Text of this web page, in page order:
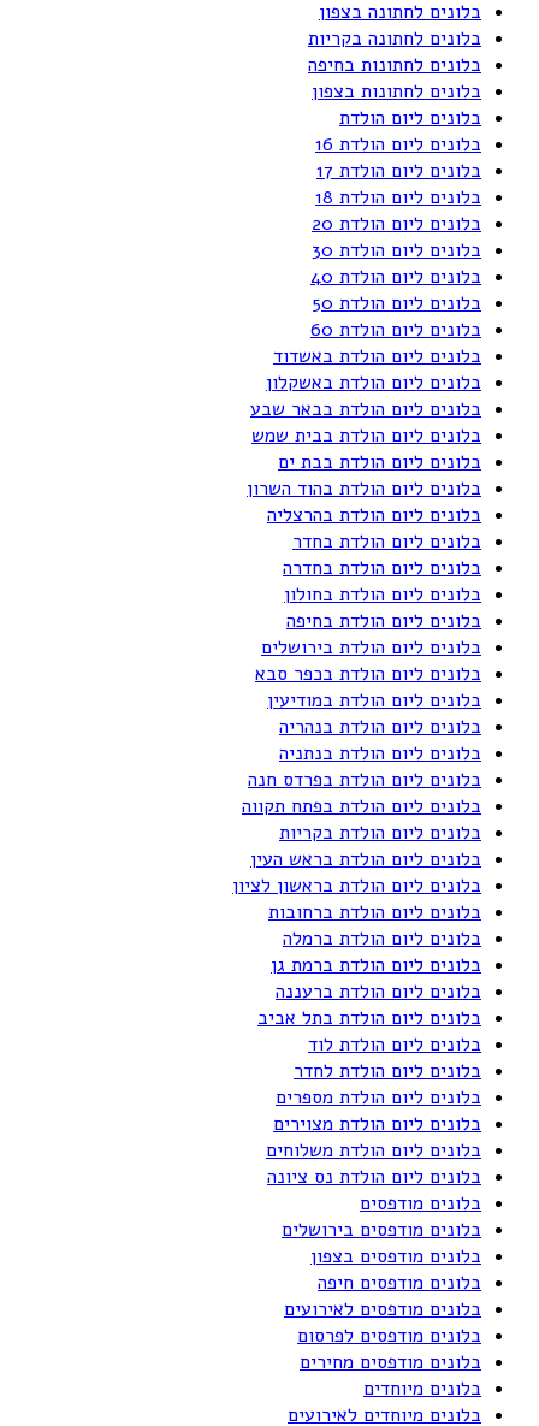
בלונים לחתונה בצפון
בלונים לחתונה בקריות
בלונים לחתונות בחיפה
בלונים לחתונות בצפון
בלונים ליום הולדת
בלונים ליום הולדת 16
בלונים ליום הולדת 17
בלונים ליום הולדת 18
בלונים ליום הולדת 20
בלונים ליום הולדת 30
בלונים ליום הולדת 40
בלונים ליום הולדת 50
בלונים ליום הולדת 60
בלונים ליום הולדת באשדוד
בלונים ליום הולדת באשקלון
בלונים ליום הולדת בבאר שבע
בלונים ליום הולדת בבית שמש
בלונים ליום הולדת בבת ים
בלונים ליום הולדת בהוד השרון
בלונים ליום הולדת בהרצליה
בלונים ליום הולדת בחדר
בלונים ליום הולדת בחדרה
בלונים ליום הולדת בחולון
בלונים ליום הולדת בחיפה
בלונים ליום הולדת בירושלים
בלונים ליום הולדת בכפר סבא
בלונים ליום הולדת במודיעין
בלונים ליום הולדת בנהריה
בלונים ליום הולדת בנתניה
בלונים ליום הולדת בפרדס חנה
בלונים ליום הולדת בפתח תקווה
בלונים ליום הולדת בקריות
בלונים ליום הולדת בראש העין
בלונים ליום הולדת בראשון לציון
בלונים ליום הולדת ברחובות
בלונים ליום הולדת ברמלה
בלונים ליום הולדת ברמת גן
בלונים ליום הולדת ברעננה
בלונים ליום הולדת בתל אביב
בלונים ליום הולדת לוד
בלונים ליום הולדת לחדר
בלונים ליום הולדת מספרים
בלונים ליום הולדת מצוירים
בלונים ליום הולדת משלוחים
בלונים ליום הולדת נס ציונה
בלונים מודפסים
בלונים מודפסים בירושלים
בלונים מודפסים בצפון
בלונים מודפסים חיפה
בלונים מודפסים לאירועים
בלונים מודפסים לפרסום
בלונים מודפסים מחירים
בלונים מיוחדים
בלונים מיוחדים לאירועים